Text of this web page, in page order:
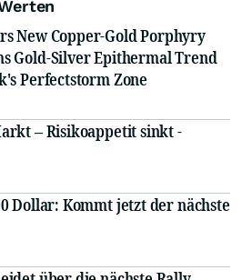
New Copper-Gold Porphyry
Gold-Silver Epithermal Trend
Perfectstorm Zone
– Risikoappetit sinkt -
Dollar: Kommt jetzt der nächste